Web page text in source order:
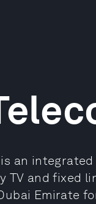
is an
TV and fixed
Emirate